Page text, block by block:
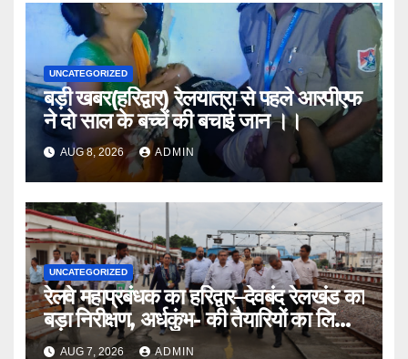
UNCATEGORIZED
बड़ी खबर(हरिद्वार) रेलयात्रा से पहले आरपीएफ
ने दो साल के बच्चें की बचाई जान ।।
AUG 8, 2026 ADMIN
UNCATEGORIZED
रेलवे महाप्रबंधक का हरिद्वार–देवबंद रेलखंड का
बड़ा निरीक्षण, अर्धकुंभ- की तैयारियों का लिया
जायजा
AUG 7, 2026 ADMIN